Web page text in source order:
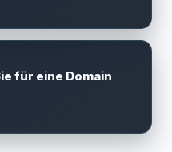
für eine Domain